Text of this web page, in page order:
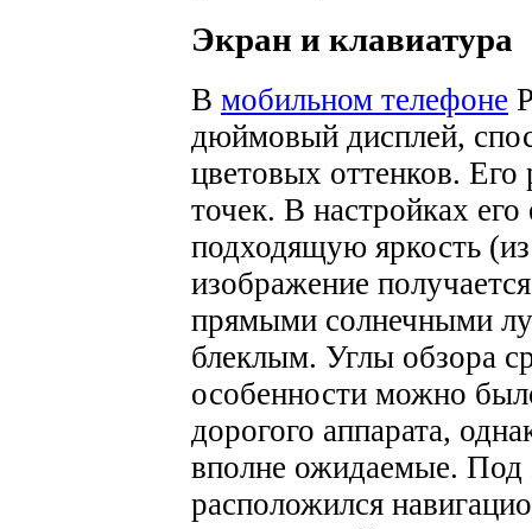
Экран и клавиатура
В мобильном телефоне
дюймовый дисплей,
цветовых оттенков. Его
точек. В настройках
подходящую яркость
изображение
прямыми солнечными
блеклым. Углы обзора
особенности можно
дорогого аппарата,
вполне ожидаемые. Под
расположился